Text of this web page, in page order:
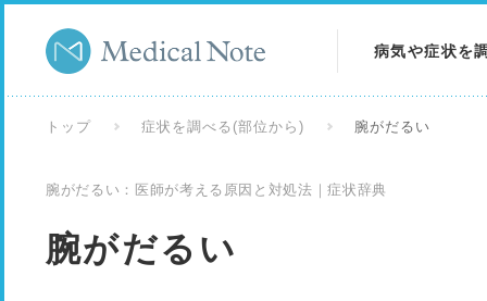
病気や症状を
トップ 症状を調べる(部位から) 腕がだるい
腕がだるい：医師が考える原因と対処法｜症状辞典
腕がだるい